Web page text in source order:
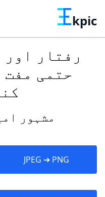
kpic
رفتار
حتمی مفت
مشہور
JPEG ➔ PNG